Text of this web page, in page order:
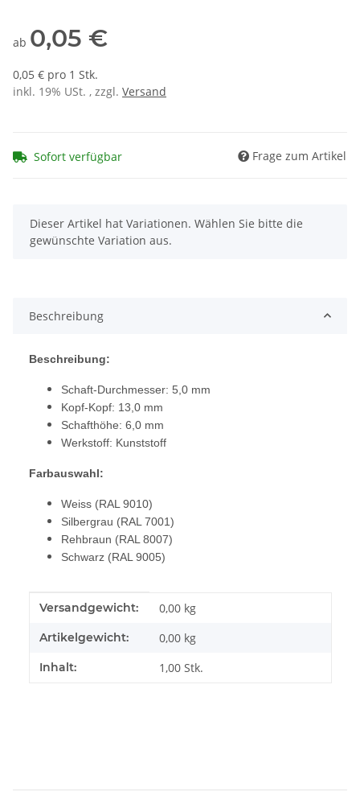
ab 0,05 €
0,05 € pro 1 Stk.
inkl. 19% USt. , zzgl. Versand
Sofort verfügbar Frage zum Artikel
x
Dieser Artikel hat Variationen. Wählen Sie bitte die
gewünschte Variation aus.
Beschreibung
Beschreibung:
Schaft-Durchmesser: 5,0 mm
Kopf-Kopf: 13,0 mm
Schafthöhe: 6,0 mm
Werkstoff: Kunststoff
Farbauswahl:
Weiss (RAL 9010)
Silbergrau (RAL 7001)
Rehbraun (RAL 8007)
Schwarz (RAL 9005)
Produkteigenschaft
Wert
Versandgewicht: 0,00 kg
Artikelgewicht: 0,00 kg
Inhalt: 1,00 Stk.